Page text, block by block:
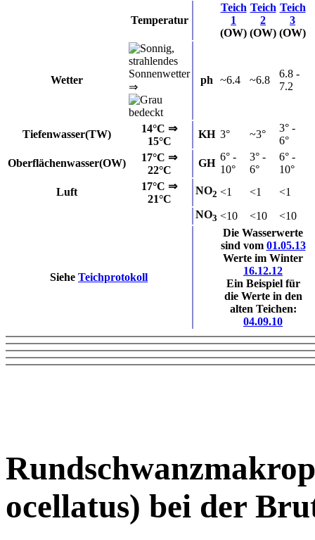
Temperatur
Teich
1
(OW)
Teich
2
(OW)
Teich
3
(OW)
Wetter
⇒
ph ~6.4 ~6.8
6.8 -
7.2
Tiefenwasser(TW)
14°C ⇒
15°C
KH 3° ~3°
3° -
6°
Oberflächenwasser(OW)
17°C ⇒
22°C
GH
6° -
10°
3° -
6°
6° -
10°
Luft
17°C ⇒
21°C
NO2 <1 <1
<1
NO3 <10 <10 <10
Siehe Teichprotokoll
Die Wasserwerte
sind vom 01.05.13
Werte im Winter
16.12.12
Ein Beispiel für
die Werte in den
alten Teichen:
04.09.10
ocellatus) bei der